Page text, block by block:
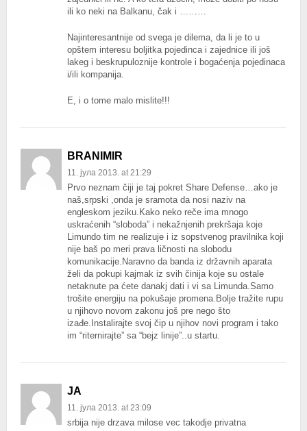
ili ko neki na Balkanu, čak i ………
Najinteresantnije od svega je dilema, da li je to u
opštem interesu boljitka pojedinca i zajednice ili još
lakeg i beskrupuloznije kontrole i bogaćenja pojedinaca
i/ili kompanija.
E, i o tome malo mislite!!!
BRANIMIR
11. јула 2013. at 21:29
Prvo neznam čiji je taj pokret Share Defense…ako je
naš,srpski ,onda je sramota da nosi naziv na
engleskom jeziku.Kako neko reče ima mnogo
uskraćenih “sloboda” i nekažnjenih prekršaja koje
Limundo tim ne realizuje i iz sopstvenog pravilnika koji
nije baš po meri prava ličnosti na slobodu
komunikacije.Naravno da banda iz državnih aparata
želi da pokupi kajmak iz svih činija koje su ostale
netaknute pa ćete danakj dati i vi sa Limunda.Samo
trošite energiju na pokušaje promena.Bolje tražite rupu
u njihovo novom zakonu još pre nego što
izađe.Instalirajte svoj čip u njihov novi program i tako
im “riternirajte” sa “bejz linije”..u startu.
JA
11. јула 2013. at 23:09
srbija nije drzava milose vec takodje privatna